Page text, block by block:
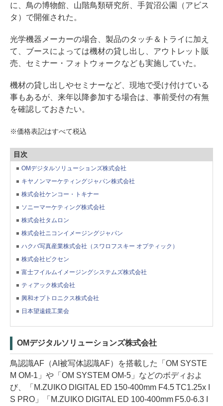
に、鳥の博物館、山階鳥類研究所、手賀沼公園（アビス
タ）で開催された。
光学機器メーカーの場合、製品のタッチ＆トライに加え
て、ブースによっては機材の貸し出し、アウトレット販
売、セミナー・フォトウォークなども実施していた。
機材の貸し出しやセミナーなど、現地で受け付けている
事もあるが、来年以降参加する場合は、事前受付の有無
を確認しておきたい。
※価格表記はすべて税込
目次
OMデジタルソリューションズ株式会社
キヤノンマーケティングジャパン株式会社
株式会社ケンコー・トキナー
ソニーマーケティング株式会社
株式会社タムロン
株式会社ニコンイメージングジャパン
ハクバ写真産業株式会社（スワロフスキー オプティック）
株式会社ビクセン
富士フイルムイメージングシステムズ株式会社
ティアック株式会社
興和オプトロニクス株式会社
日本望遠鏡工業会
OMデジタルソリューションズ株式会社
鳥認識AF（AI被写体認識AF）を搭載した「OM SYSTE
M OM-1」や「OM SYSTEM OM-5」などのボディおよ
び、「M.ZUIKO DIGITAL ED 150-400mm F4.5 TC1.25x I
S PRO」「M.ZUIKO DIGITAL ED 100-400mm F5.0-6.3 I